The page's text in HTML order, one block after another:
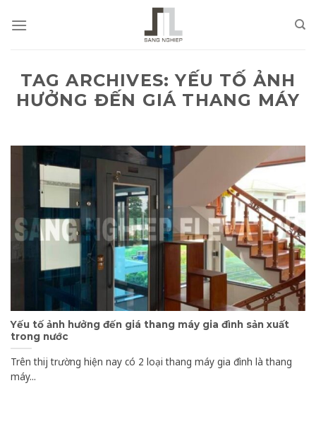
TAG ARCHIVES:YẾU TỐ ẢNH
HƯỞNG ĐẾN GIÁ THANG MÁY
Yếu tố ảnh hưởng đến giá thang máy gia đình sản xuất
trong nước
Trên thij trường hiện nay có 2 loại thang máy gia đình là thang
máy...